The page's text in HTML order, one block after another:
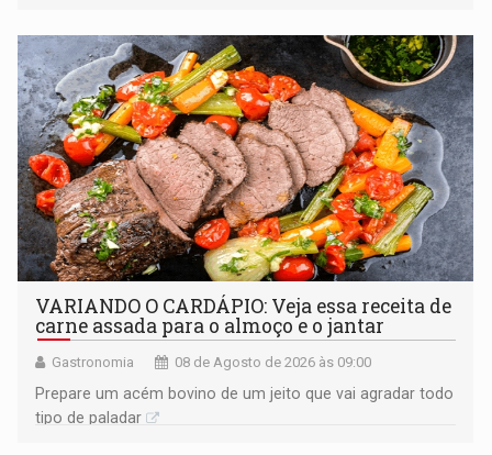
VARIANDO O CARDÁPIO: Veja essa receita de
carne assada para o almoço e o jantar
Gastronomia 08 de Agosto de 2026 às 09:00
Prepare um acém bovino de um jeito que vai agradar todo
tipo de paladar